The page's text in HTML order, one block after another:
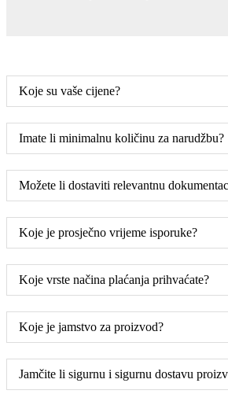
Koje su vaše cijene?
Imate li minimalnu količinu za narudžbu?
Možete li dostaviti relevantnu
Koje je prosječno vrijeme isporuke?
Koje vrste načina plaćanja prihvaćate?
Koje je jamstvo za proizvod?
Jamčite li sigurnu i sigurnu dostavu